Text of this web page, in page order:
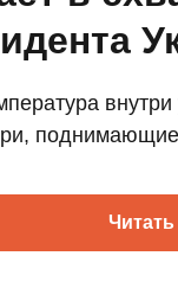
внутри